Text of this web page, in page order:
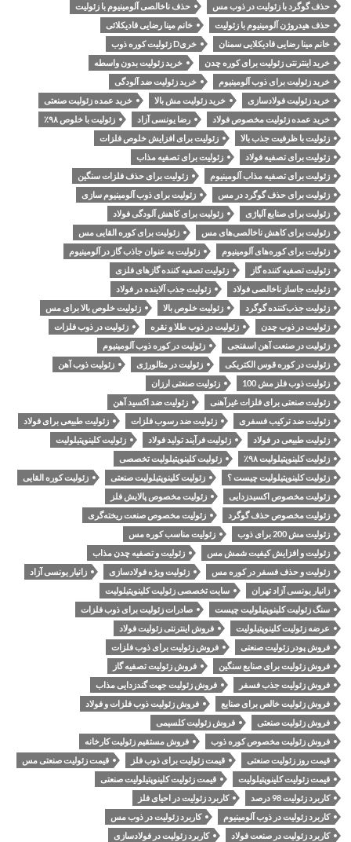
حذف گوگرد با زئولیت در ذوب مس
حذف ناخالصی آلومینیوم با زئولیت
حذف هیدروژن آلومینیوم با زئولیت
خانم مینا رضایی قادیکلائی
خانم مینا رضایی قادیکلایی سمنان
خریD زئولیت کوره ذوب
خرید اینترنتی زئولیت برای کوره چدن
خرید زئولیت بدون واسطه
خرید زئولیت برای ذوب آلومینیوم
خرید زئولیت ضد آلودگی
خرید زئولیت فولادسازی
خرید زئولیت مش بالا
خرید عمده زئولیت صنعتی
خرید عمده زئولیت مخصوص فولاد
رضا یونسی آزاد
زئولیت با خلوص ۹۸٪
زئولیت با ظرفیت جذب بالا
زئولیت برای افزایش خلوص فلزات
زئولیت برای تصفیه فولاد
زئولیت برای تصفیه مذاب
زئولیت برای تصفیه مذاب آلومینیوم
زئولیت برای حذف فلزات سنگین
زئولیت برای حذف گوگرد در مس
زئولیت برای ذوب آلومینیوم سازی
زئولیت برای صنایع آلیاژی
زئولیت برای کاهش آلودگی فولاد
زئولیت برای کاهش ناخالصی‌های مس
زئولیت برای کوره القایی مس
زئولیت برای کوره‌های آلومینیوم
زئولیت به عنوان جاذب گاز در آلومینیوم
زئولیت تصفیه کننده گاز
زئولیت تصفیه کننده گازهای فلزی
زئولیت جاساز ناخالصی فولاد
زئولیت جذب آلاینده در فولاد
زئولیت جذب‌کننده گوگرد
زئولیت خلوص بالا
زئولیت خلوص بالا برای مس
زئولیت در ذوب چدن
زئولیت در ذوب طلا و نقره
زئولیت در ذوب فلزات
زئولیت در صنعت آهن اسفنجی
زئولیت در کوره ذوب آلومینیوم
زئولیت در کوره قوس الکتریکی
زئولیت در متالورژی
زئولیت ذوب آهن
زئولیت ذوب فلز مش 100
زئولیت صنعتی ارزان
زئولیت صنعتی برای فلزات غیرآهنی
زئولیت ضد اکسید آهن
زئولیت ضد ترکیب فسفری
زئولیت ضد رسوب فلزات
زئولیت طبیعی برای فولاد
زئولیت طبیعی در فولاد
زئولیت فرآیند تولید فولاد
زئولیت کلینوپتیلولیت
زئولیت کلینوپتیلولیت ۹۸٪
زئولیت کلینوپتیلولیت تخصصی
زئولیت کلینوپتیلولیت چیست ؟
زئولیت کلینوپتیلولیت صنعتی
زئولیت کوره القایی
زئولیت مخصوص اکسیدزدایی
زئولیت مخصوص پالایش فلز
زئولیت مخصوص حذف گوگرد
زئولیت مخصوص صنعت ریخته‌گری
زئولیت مش 200 برای ذوب
زئولیت مناسب کوره مس
زئولیت و افزایش کیفیت شمش مس
زئولیت و تصفیه چدن مذاب
زئولیت و حذف فسفر در کوره مس
زئولیت ویژه فولادسازی
زانیار یونسی آزاد
زانیار یونسی آزاد تهران
سایت تخصصی زئولیت کلینوپتیلولیت
سنگ زئولیت کلینوپتیلولیت چیست
صادرات زئولیت برای ذوب فلزات
عرضه زئولیت کلینوپتیلولیت
فروش اینترنتی زئولیت فولاد
فروش پودر زئولیت صنعتی
فروش زئولیت برای ذوب فلزات
فروش زئولیت برای صنایع سنگین
فروش زئولیت تصفیه گاز
فروش زئولیت جذب فسفر
فروش زئولیت جهت گندزدایی مذاب
فروش زئولیت خالص برای صنایع
فروش زئولیت ذوب فلزات و فولاد
فروش زئولیت صنعتی
فروش زئولیت کلسیمی
فروش زئولیت مخصوص کوره ذوب
فروش مستقیم زئولیت کارخانه
قیمت روز زئولیت صنعتی
قیمت زئولیت برای ذوب فلز
قیمت زئولیت صنعتی مس
قیمت زئولیت کلینوپتیلولیت
قیمت زئولیت کلینوپتیلولیت صنعتی
کاربرد زئولیت 98 درصد
کاربرد زئولیت در احیای فلز
کاربرد زئولیت در ذوب آلومینیوم
کاربرد زئولیت در ذوب مس
کاربرد زئولیت در صنعت فولاد
کاربرد زئولیت در فولادسازی